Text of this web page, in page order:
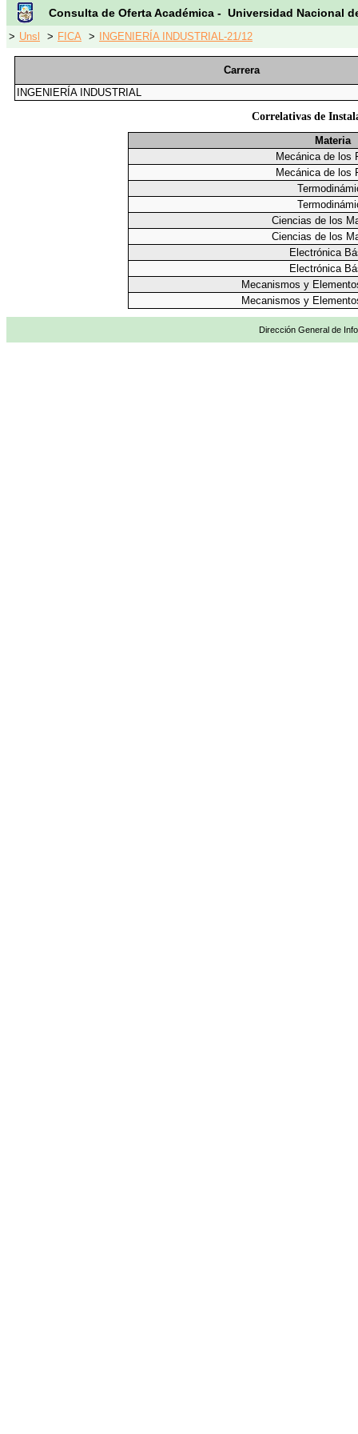
Consulta de Oferta Académica - Universidad Nacional
> Unsl > FICA > INGENIERÍA INDUSTRIAL-21/12
Carrera
INGENIERÍA INDUSTRIAL
Correlativas de
Materia
Mecánica de los
Mecánica de los
Ciencias de los
Ciencias de los
Electrónica
Electrónica
Mecanismos y
Mecanismos y
Dirección General de